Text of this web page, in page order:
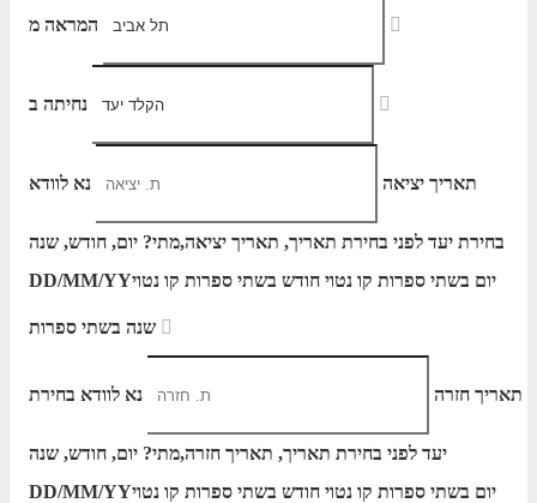
המראה מ
נחיתה ב
תאריך יציאה נא לוודא
בחירת יעד לפני בחירת תאריך, תאריך יציאה,מתי? יום, חודש, שנה
DD/MM/YYיום בשתי ספרות קו נטוי חודש בשתי ספרות קו נטוי
תאריך חזרה נא לוודא בחירת
יעד לפני בחירת תאריך, תאריך חזרה,מתי? יום, חודש, שנה
DD/MM/YYיום בשתי ספרות קו נטוי חודש בשתי ספרות קו נטוי